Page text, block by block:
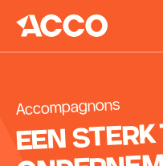
Accompagnons
EEN